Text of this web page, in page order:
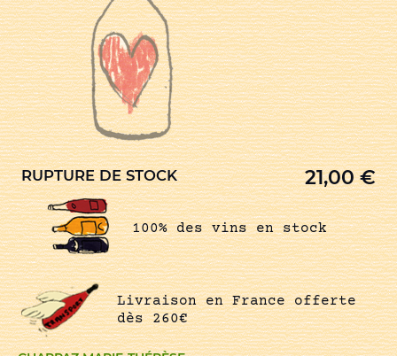
RUPTURE DE STOCK 21,00€
100% des vins en stock
Livraison en France offerte
dès 260€